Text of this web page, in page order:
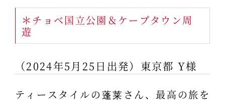
＊チョベ国立公園＆ケープタウン周
遊
（2024年5月25日出発）東京都 Y様
ティースタイルの蓬莱さん、最高の旅を